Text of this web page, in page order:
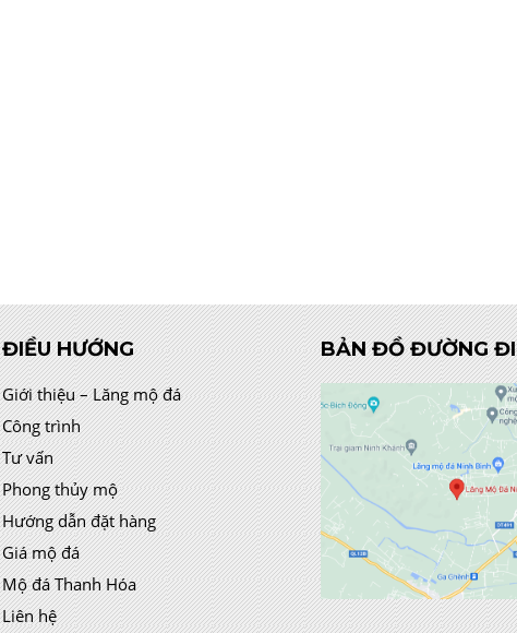
ĐIỀU HƯỚNG
Giới thiệu – Lăng mộ đá
Công trình
Tư vấn
Phong thủy mộ
Hướng dẫn đặt hàng
Giá mộ đá
Mộ đá Thanh Hóa
Liên hệ
BẢN ĐỒ ĐƯỜNG ĐI